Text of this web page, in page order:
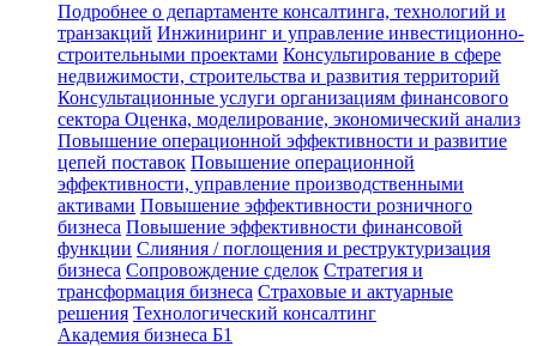
Подробнее о департаменте консалтинга, технологий и
транзакций Инжиниринг и управление инвестиционно-
строительными проектами Консультирование в сфере
недвижимости, строительства и развития территорий
Консультационные услуги организациям финансового
сектора Оценка, моделирование, экономический анализ
Повышение операционной эффективности и развитие
цепей поставок Повышение операционной
эффективности, управление производственными
активами Повышение эффективности розничного
бизнеса Повышение эффективности финансовой
функции Слияния / поглощения и реструктуризация
бизнеса Сопровождение сделок Стратегия и
трансформация бизнеса Страховые и актуарные
решения Технологический консалтинг
Академия бизнеса Б1